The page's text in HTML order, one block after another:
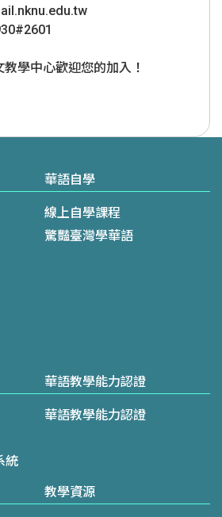
學中心歡迎您的加入！
華語自學
線上自學課程
驚豔臺灣學華語
統
華語教學能力認證
華語教學能力認證
教學資源